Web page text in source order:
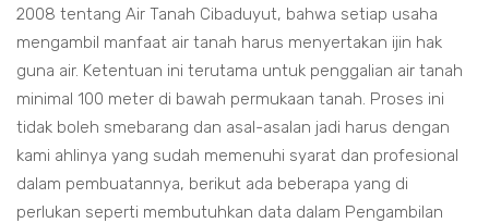
2008 tentang Air Tanah Cibaduyut, bahwa setiap usaha
mengambil manfaat air tanah harus menyertakan ijin hak
guna air. Ketentuan ini terutama untuk penggalian air tanah
minimal 100 meter di bawah permukaan tanah. Proses ini
tidak boleh smebarang dan asal-asalan jadi harus dengan
kami ahlinya yang sudah memenuhi syarat dan profesional
dalam pembuatannya, berikut ada beberapa yang di
perlukan seperti membutuhkan data dalam Pengambilan